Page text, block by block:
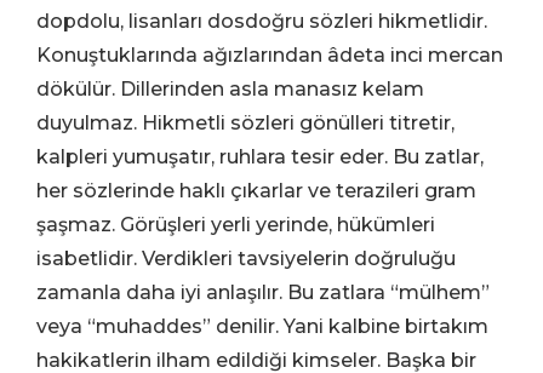
dopdolu, lisanları dosdoğru sözleri hikmetlidir.
Konuştuklarında ağızlarından âdeta inci mercan
dökülür. Dillerinden asla manasız kelam
duyulmaz. Hikmetli sözleri gönülleri titretir,
kalpleri yumuşatır, ruhlara tesir eder. Bu zatlar,
her sözlerinde haklı çıkarlar ve terazileri gram
şaşmaz. Görüşleri yerli yerinde, hükümleri
isabetlidir. Verdikleri tavsiyelerin doğruluğu
zamanla daha iyi anlaşılır. Bu zatlara “mülhem”
veya “muhaddes” denilir. Yani kalbine birtakım
hakikatlerin ilham edildiği kimseler. Başka bir